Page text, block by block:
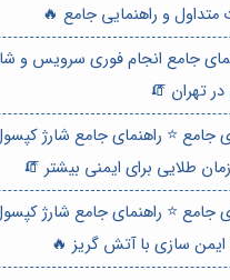
متداول و راهنمایی جامع 🔥
جامع انجام فوری سرویس و
تهران 🧯
جامع ⭐️ راهنمای جامع شارژ
جامع ⭐️ راهنمای جامع شارژ
ایمن سازی با آتش گریز 🔥